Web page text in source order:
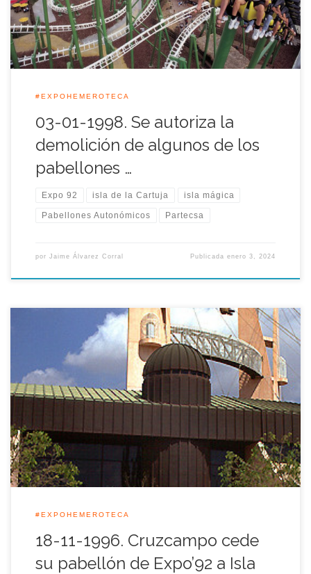
trasladados, estos pabellones tenían carácter de efímeros y […]
#EXPOHEMEROTECA
03-01-1998. Se autoriza la
demolición de algunos de los
pabellones …
Expo 92 isla de la Cartuja isla mágica
Pabellones Autonómicos Partecsa
por Jaime Álvarez Corral Publicadaenero 3, 2024
Nos trasladamos en la Expo-Hemeroteca al 18 de noviembre
de 1996, fecha en la que la empresa cervecera Cruzcampo
cede su pabellón de la Exposición Universal de 1992 para
formar parte de la oferta que preparaba el parque temático
Isla Mágica en su puesta en marcha en 1997 después de […]
#EXPOHEMEROTECA
18-11-1996. Cruzcampo cede
su pabellón de Expo’92 a Isla